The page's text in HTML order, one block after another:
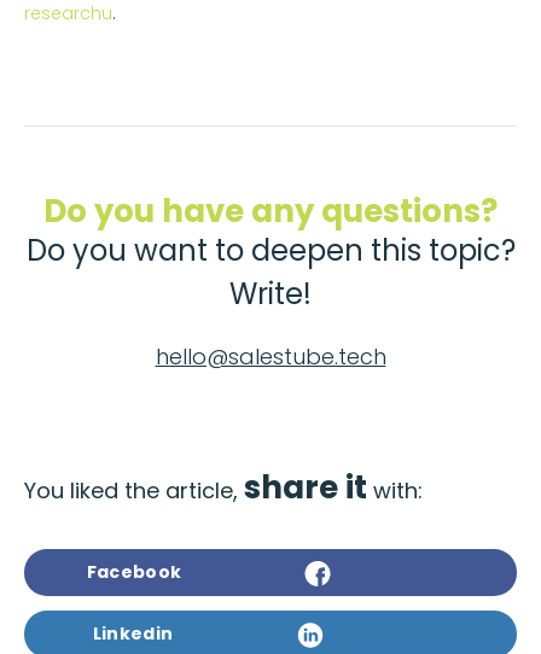
researchu.
Do you have any questions?
Do you want to deepen this topic?
Write!
hello@salestube.tech
You liked the article, share it with:
Facebook
Linkedin